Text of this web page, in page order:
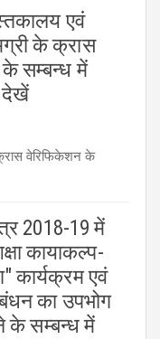
एवं
के क्रास
सम्बन्ध में
देखें
वेरिफिकेशन के
2018-19 में
कायाकल्प-
कार्यक्रम एवं
का उपभोग
के सम्बन्ध में